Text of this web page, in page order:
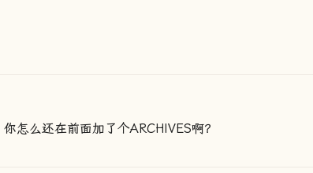
怎么还在前面加了个ARCHIVES啊？